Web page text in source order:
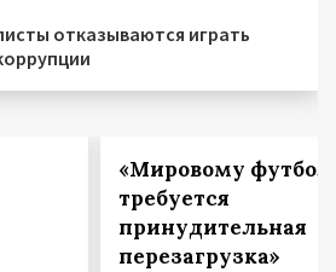
отказываются играть
«Мировому
требуется
принудительная
перезагрузка»